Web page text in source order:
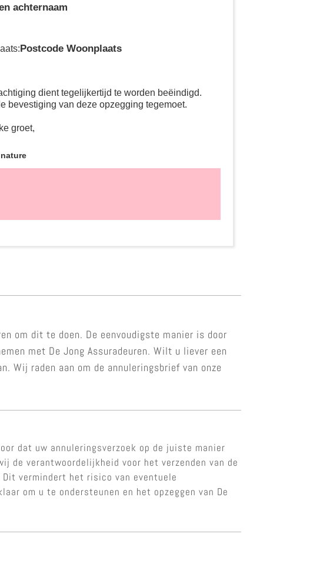
achternaam
Postcode Woonplaats
dient tegelijkertijd te worden beëindigd.
bevestiging van deze opzegging tegemoet.
groet,
om dit te doen. De eenvoudigste manier is door
met De Jong Assuradeuren. Wilt u liever een
Wij raden aan om de annuleringsbrief van onze
dat uw annuleringsverzoek op de juiste manier
de verantwoordelijkheid voor het verzenden van de
vermindert het risico van eventuele
om u te ondersteunen en het opzeggen van De